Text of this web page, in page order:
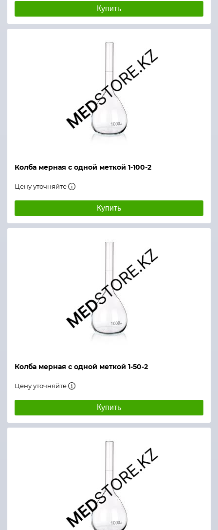
Купить
Колба мерная с одной меткой 1-100-2
Цену уточняйте
Купить
Колба мерная с одной меткой 1-50-2
Цену уточняйте
Купить